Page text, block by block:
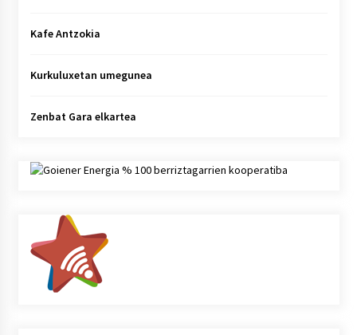
Kafe Antzokia
Kurkuluxetan umegunea
Zenbat Gara elkartea